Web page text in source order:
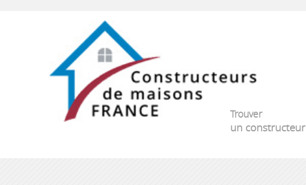
Trouver
un constructeur